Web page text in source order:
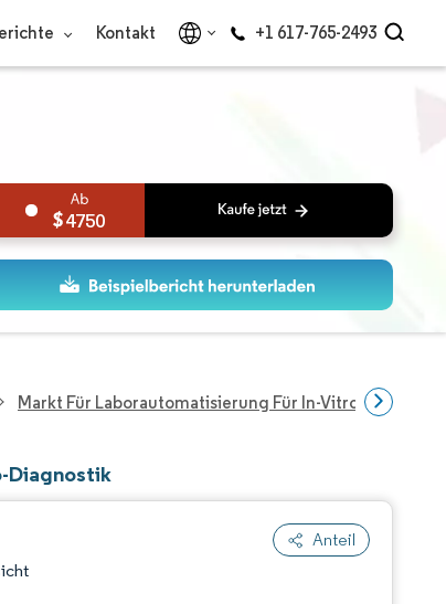
Kontakt +1 617-765-2493
4750
Markt Für Laborautomatisierung Für In-Vitro-
Diagnostik
Anteil